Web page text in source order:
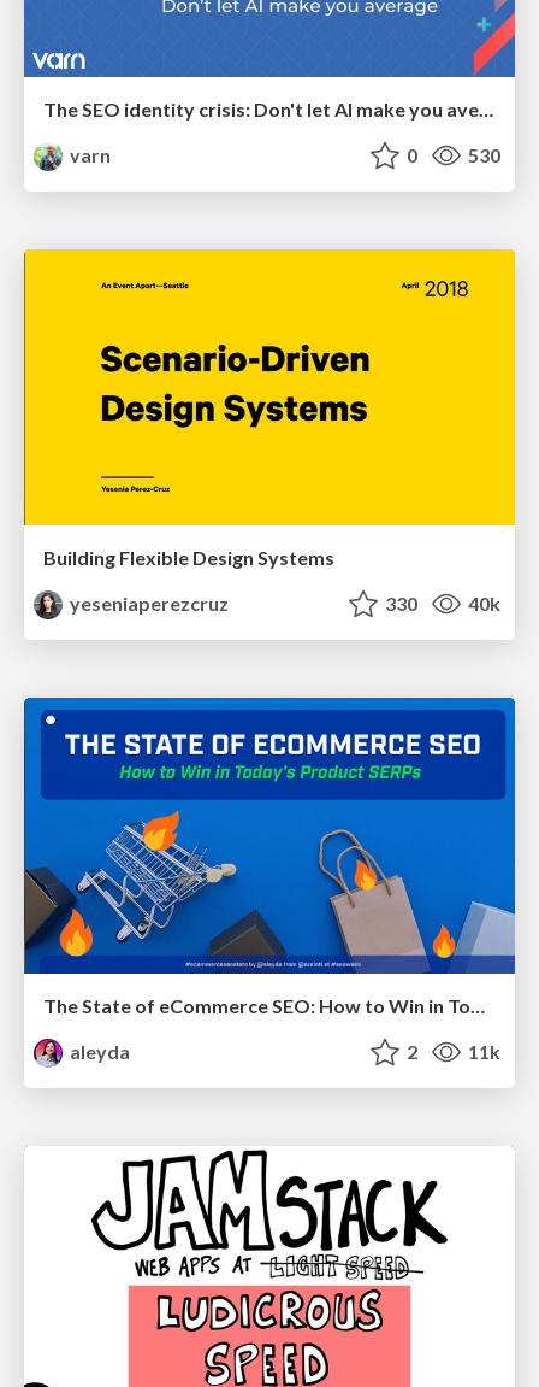
varn
0 530
Building Flexible Design Systems
yeseniaperezcruz
330 40k
The State of eCommerce SEO: How to Win in Today's Products SERPs - #SEOweek
aleyda
2 11k